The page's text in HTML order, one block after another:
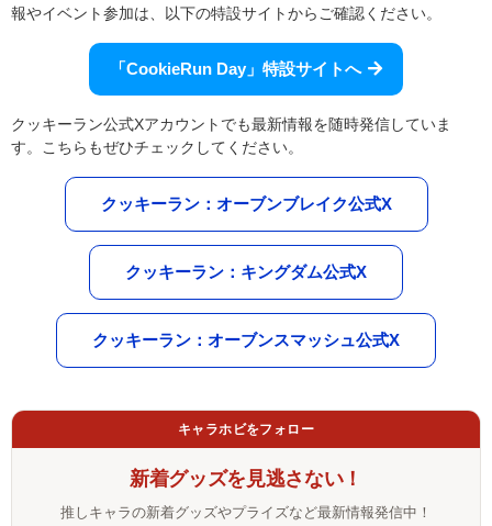
報やイベント参加は、以下の特設サイトからご確認ください。
「CookieRun Day」特設サイトへ
クッキーラン公式Xアカウントでも最新情報を随時発信していま
す。こちらもぜひチェックしてください。
クッキーラン：オーブンブレイク公式X
クッキーラン：キングダム公式X
クッキーラン：オーブンスマッシュ公式X
キャラホビをフォロー
新着グッズを見逃さない！
推しキャラの新着グッズやプライズなど最新情報発信中！